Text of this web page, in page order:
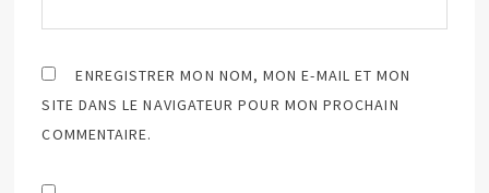
ENREGISTRER MON NOM, MON E-MAIL ET MON
SITE DANS LE NAVIGATEUR POUR MON PROCHAIN
COMMENTAIRE.